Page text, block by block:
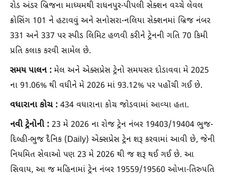
રોડ અંડર બ્રિજના માધ્યમથી રાધનપુર-પીપલી સેક્શન વચ્ચે લેવલ
ક્રોસિંગ 101 ને હટાવવું અને સનોસરા-નલિયા સેક્શનમાં બ્રિજ નંબર
331 અને 337 પર સ્પીડ લિમિટ હળવી કરીને ટ્રેનની ગતિ 70 કિમી
પ્રતિ કલાક કરવી સામેલ છે.
સમય પાલન : મેલ અને એક્સપ્રેસ ટ્રેનો સમયસર દોડાવવા મે 2025
ના 91.06% થી વધીને મે 2026 માં 93.12% પર પહોંચી ગઈ છે.
વધારાના કોચ : 434 વધારાના કોચ જોડવામાં આવ્યા હતા.
નવી ટ્રેનોની : 23 મે 2026 ના રોજ ટ્રેન નંબર 19403/19404 ભુજ-
દિલ્હી-ભુજ દૈનિક (Daily) એક્સપ્રેસ ટ્રેન શરૂ કરવામાં આવી છે, જેની
નિયમિત સેવાઓ પણ 23 મે 2026 થી જ શરૂ થઈ ગઈ છે. આ
સિવાય, આ જ મહિનામાં ટ્રેન નંબર 19559/19560 ઓખા-તિરુપતિ